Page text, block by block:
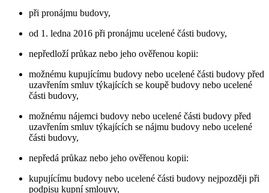
při pronájmu budovy,
od 1. ledna 2016 při pronájmu ucelené části budovy,
nepředloží průkaz nebo jeho ověřenou kopii:
možnému kupujícímu budovy nebo ucelené části budovy před
uzavřením smluv týkajících se koupě budovy nebo ucelené
části budovy,
možnému nájemci budovy nebo ucelené části budovy před
uzavřením smluv týkajících se nájmu budovy nebo ucelené
části budovy,
nepředá průkaz nebo jeho ověřenou kopii:
kupujícímu budovy nebo ucelené části budovy nejpozději při
podpisu kupní smlouvy,